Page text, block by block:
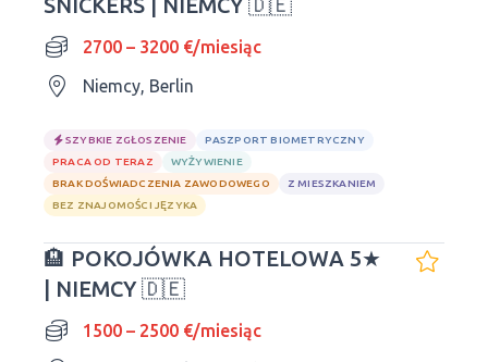
2700 – 3200 €/miesiąc
Niemcy, Berlin
SZYBKIE ZGŁOSZENIE
PASZPORT BIOMETRYCZNY
PRACA OD TERAZ
WYŻYWIENIE
BRAK DOŚWIADCZENIA ZAWODOWEGO
Z MIESZKANIEM
BEZ ZNAJOMOŚCI JĘZYKA
🏨 POKOJÓWKA HOTELOWA 5★
| NIEMCY 🇩🇪
1500 – 2500 €/miesiąc